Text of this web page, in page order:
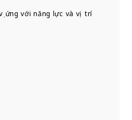
ứng với năng lực và vị trí